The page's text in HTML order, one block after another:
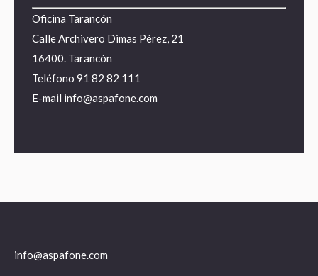
Oficina Tarancón
Calle Archivero Dimas Pérez, 21
16400. Tarancón
Teléfono 91 82 82 111
E-mail info@aspafone.com
info@aspafone.com